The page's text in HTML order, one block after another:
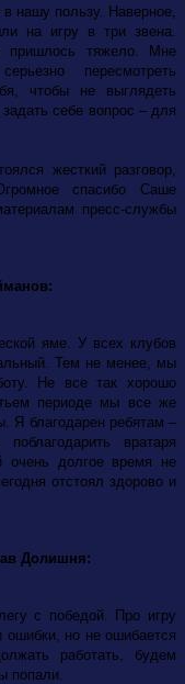
нашу пользу. Наверное,
на игру в три звена.
пришлось тяжело. Мне
пересмотреть
чтобы не выглядеть
себе вопрос – для
жесткий разговор,
спасибо Саше
пресс-службы
яме. У всех клубов
Тем не менее, мы
Не все так хорошо
периоде мы все же
Я благодарен ребятам –
вратаря
очень долгое время не
отстоял здорово и
Долишня:
с победой. Про игру
но не ошибается
работать, будем
попали.